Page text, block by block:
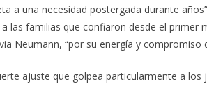
a una necesidad postergada durante
las familias que confiaron desde el primer
Neumann, “por su energía y compromiso
ajuste que golpea particularmente a los